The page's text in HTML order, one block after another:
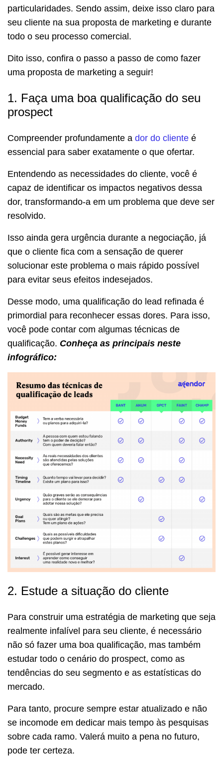
particularidades. Sendo assim, deixe isso claro para
seu cliente na sua proposta de marketing e durante
todo o seu processo comercial.
Dito isso, confira o passo a passo de como fazer
uma proposta de marketing a seguir!
1. Faça uma boa qualificação do seu
prospect
Compreender profundamente a dor do cliente é
essencial para saber exatamente o que ofertar.
Entendendo as necessidades do cliente, você é
capaz de identificar os impactos negativos dessa
dor, transformando-a em um problema que deve ser
resolvido.
Isso ainda gera urgência durante a negociação, já
que o cliente fica com a sensação de querer
solucionar este problema o mais rápido possível
para evitar seus efeitos indesejados.
Desse modo, uma qualificação do lead refinada é
primordial para reconhecer essas dores. Para isso,
você pode contar com algumas técnicas de
qualificação. Conheça as principais neste
infográfico:
2. Estude a situação do cliente
Para construir uma estratégia de marketing que seja
realmente infalível para seu cliente, é necessário
não só fazer uma boa qualificação, mas também
estudar todo o cenário do prospect, como as
tendências do seu segmento e as estatísticas do
mercado.
Para tanto, procure sempre estar atualizado e não
se incomode em dedicar mais tempo às pesquisas
sobre cada ramo. Valerá muito a pena no futuro,
pode ter certeza.